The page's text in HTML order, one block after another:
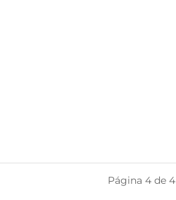
Página 4 de 4